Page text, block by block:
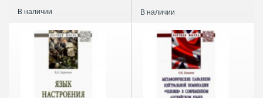
В наличии В наличии